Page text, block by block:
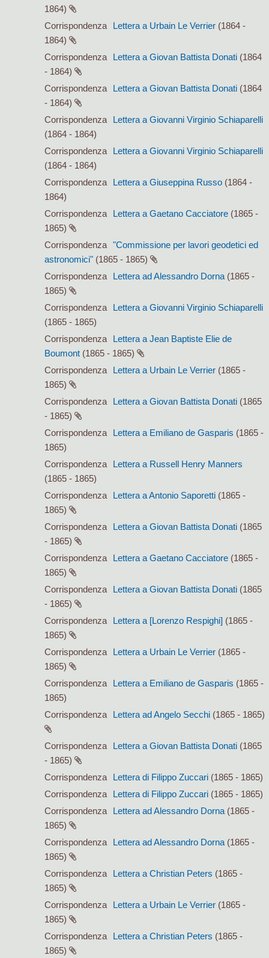
1864)
Corrispondenza
Lettera a Urbain Le Verrier (1864 -
1864)
Corrispondenza
Lettera a Giovan Battista Donati (1864
- 1864)
Corrispondenza
Lettera a Giovan Battista Donati (1864
- 1864)
Corrispondenza
Lettera a Giovanni Virginio Schiaparelli
(1864 - 1864)
Corrispondenza
Lettera a Giovanni Virginio Schiaparelli
(1864 - 1864)
Corrispondenza
Lettera a Giuseppina Russo (1864 -
1864)
Corrispondenza
Lettera a Gaetano Cacciatore (1865 -
1865)
Corrispondenza
"Commissione per lavori geodetici ed
astronomici" (1865 - 1865)
Corrispondenza
Lettera ad Alessandro Dorna (1865 -
1865)
Corrispondenza
Lettera a Giovanni Virginio Schiaparelli
(1865 - 1865)
Corrispondenza
Lettera a Jean Baptiste Elie de
Boumont (1865 - 1865)
Corrispondenza
Lettera a Urbain Le Verrier (1865 -
1865)
Corrispondenza
Lettera a Giovan Battista Donati (1865
- 1865)
Corrispondenza
Lettera a Emiliano de Gasparis (1865 -
1865)
Corrispondenza
Lettera a Russell Henry Manners
(1865 - 1865)
Corrispondenza
Lettera a Antonio Saporetti (1865 -
1865)
Corrispondenza
Lettera a Giovan Battista Donati (1865
- 1865)
Corrispondenza
Lettera a Gaetano Cacciatore (1865 -
1865)
Corrispondenza
Lettera a Giovan Battista Donati (1865
- 1865)
Corrispondenza
Lettera a [Lorenzo Respighi] (1865 -
1865)
Corrispondenza
Lettera a Urbain Le Verrier (1865 -
1865)
Corrispondenza
Lettera a Emiliano de Gasparis (1865 -
1865)
Corrispondenza
Lettera ad Angelo Secchi (1865 - 1865)
Corrispondenza Lettera a Giovan Battista Donati (1865
- 1865)
Corrispondenza
Lettera di Filippo Zuccari (1865 - 1865)
Corrispondenza
Lettera di Filippo Zuccari (1865 - 1865)
Corrispondenza
Lettera ad Alessandro Dorna (1865 -
1865)
Corrispondenza
Lettera ad Alessandro Dorna (1865 -
1865)
Corrispondenza
Lettera a Christian Peters (1865 -
1865)
Corrispondenza
Lettera a Urbain Le Verrier (1865 -
1865)
Corrispondenza
Lettera a Christian Peters (1865 -
1865)